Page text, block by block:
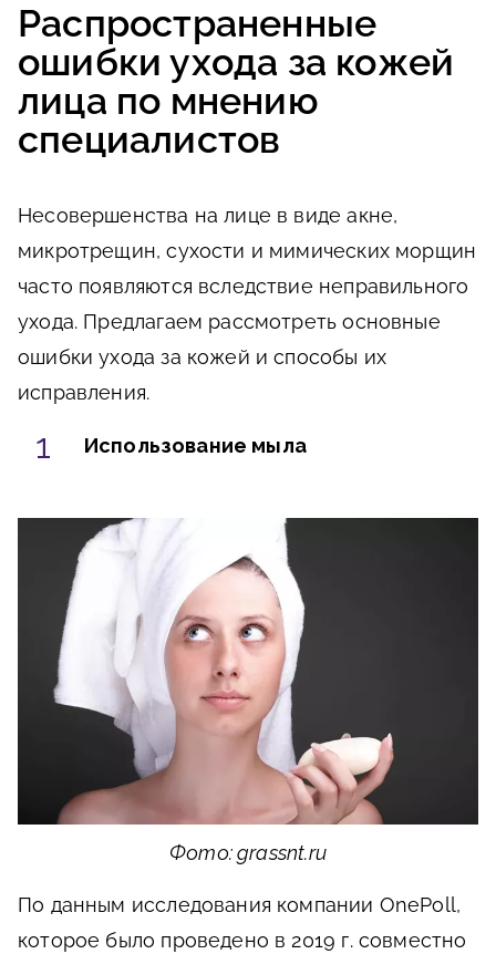
Распространенные
ошибки ухода за кожей
лица по мнению
специалистов
Несовершенства на лице в виде акне,
микротрещин, сухости и мимических морщин
часто появляются вследствие неправильного
ухода. Предлагаем рассмотреть основные
ошибки ухода за кожей и способы их
исправления.
Использование мыла
Фото: grassnt.ru
По данным исследования компании OnePoll,
которое было проведено в 2019 г. совместно